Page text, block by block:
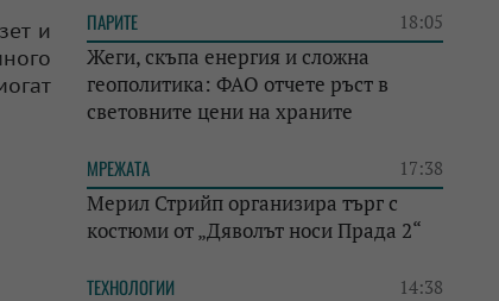
и
ПАРИТЕ 18:05
Жеги, скъпа енергия и сложна
геополитика: ФАО отчете ръст в
световните цени на храните
МРЕЖАТА 17:38
Мерил Стрийп организира търг с
костюми от „Дяволът носи Прада 2“
ТЕХНОЛОГИИ 14:38